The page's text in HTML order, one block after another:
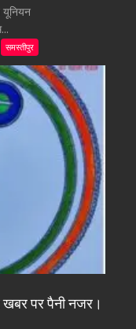
यूनियन
समस्तीपुर
खबर पर पैनी नजर।